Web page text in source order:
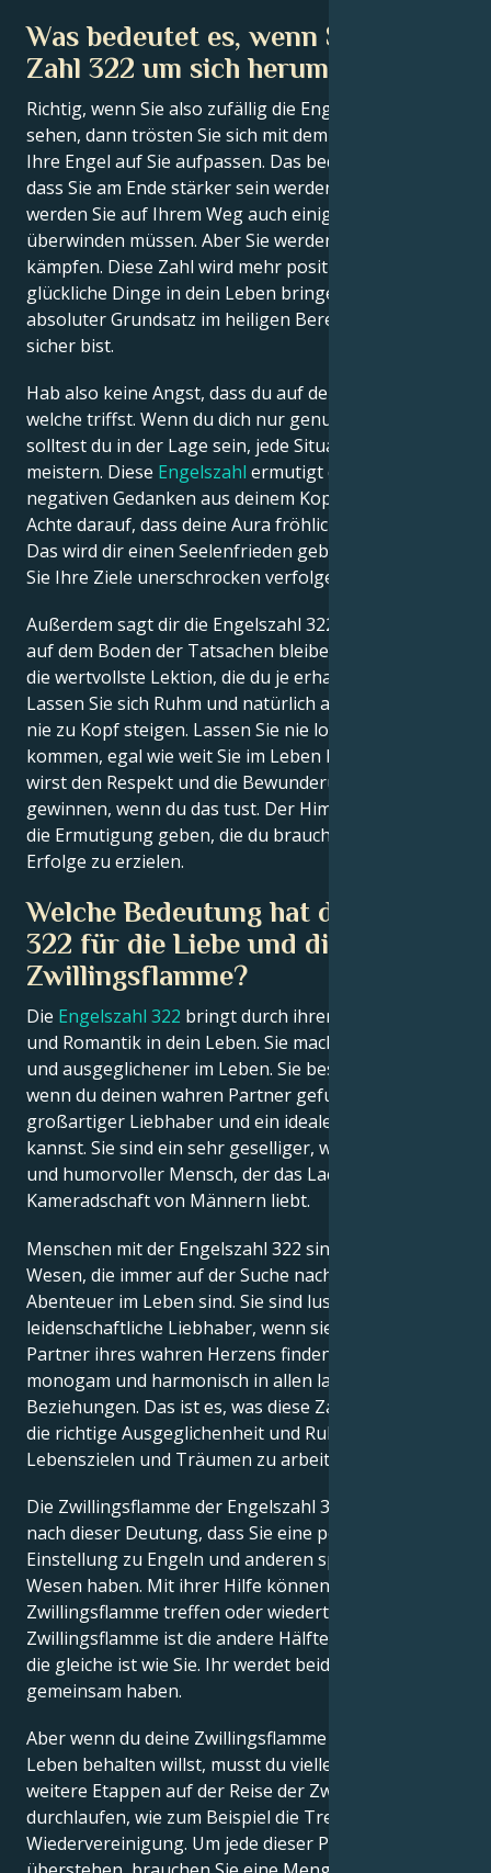
Was bedeutet es, wenn Sie die
Zahl 322 um sich herum sehen?
Richtig, wenn Sie also zufällig die Engelszahl 322
sehen, dann trösten Sie sich mit dem Wissen, dass
Ihre Engel auf Sie aufpassen. Das bedeutet einfach,
dass Sie am Ende stärker sein werden. Natürlich
werden Sie auf Ihrem Weg auch einige Hürden
überwinden müssen. Aber Sie werden nicht allein
kämpfen. Diese Zahl wird mehr positive und
glückliche Dinge in dein Leben bringen. Es ist ein
absoluter Grundsatz im heiligen Bereich: dass du
sicher bist.
Hab also keine Angst, dass du auf dem Weg auf
welche triffst. Wenn du dich nur genug anstrengst,
solltest du in der Lage sein, jede Situation zu
meistern. Diese Engelszahl ermutigt dich, alle
negativen Gedanken aus deinem Kopf zu verbannen.
Achte darauf, dass deine Aura fröhlich und sauber ist.
Das wird dir einen Seelenfrieden geben. So können
Sie Ihre Ziele unerschrocken verfolgen.
Außerdem sagt dir die Engelszahl 322, dass du immer
auf dem Boden der Tatsachen bleiben musst. Dies ist
die wertvollste Lektion, die du je erhalten wirst.
Lassen Sie sich Ruhm und natürlich auch Reichtum
nie zu Kopf steigen. Lassen Sie nie los, woher Sie
kommen, egal wie weit Sie im Leben kommen. Du
wirst den Respekt und die Bewunderung der anderen
gewinnen, wenn du das tust. Der Himmel wird dir all
die Ermutigung geben, die du brauchst, um weitere
Erfolge zu erzielen.
Welche Bedeutung hat die Zahl
322 für die Liebe und die
Zwillingsflamme?
Die Engelszahl 322 bringt durch ihren Einfluss Liebe
und Romantik in dein Leben. Sie macht dich kreativer
und ausgeglichener im Leben. Sie besagt, dass du,
wenn du deinen wahren Partner gefunden hast, ein
großartiger Liebhaber und ein idealer Begleiter sein
kannst. Sie sind ein sehr geselliger, warmherziger
und humorvoller Mensch, der das Lachen und die
Kameradschaft von Männern liebt.
Menschen mit der Engelszahl 322 sind unabhängige
Wesen, die immer auf der Suche nach einem neuen
Abenteuer im Leben sind. Sie sind lustige,
leidenschaftliche Liebhaber, wenn sie den richtigen
Partner ihres wahren Herzens finden, und sie sind
monogam und harmonisch in allen langfristigen
Beziehungen. Das ist es, was diese Zahl Ihnen gibt,
die richtige Ausgeglichenheit und Ruhe, um an Ihren
Lebenszielen und Träumen zu arbeiten.
Die Zwillingsflamme der Engelszahl 322 bedeutet
nach dieser Deutung, dass Sie eine positive
Einstellung zu Engeln und anderen spirituellen
Wesen haben. Mit ihrer Hilfe können Sie auch Ihre
Zwillingsflamme treffen oder wiedertreffen. Ihre
Zwillingsflamme ist die andere Hälfte Ihrer Seele, die
die gleiche ist wie Sie. Ihr werdet beide viel
gemeinsam haben.
Aber wenn du deine Zwillingsflamme in deinem
Leben behalten willst, musst du vielleicht noch
weitere Etappen auf der Reise der Zwillingsflamme
durchlaufen, wie zum Beispiel die Trennung und die
Wiedervereinigung. Um jede dieser Phasen zu